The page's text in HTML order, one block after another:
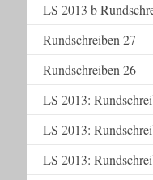
LS 2013 b
Rundschreiben 27
Rundschreiben 26
LS 2013:
LS 2013:
LS 2013: